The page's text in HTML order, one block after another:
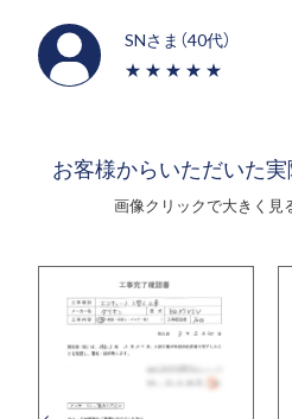
★★★★★
お客様からいただいた
画像クリックで大きく見